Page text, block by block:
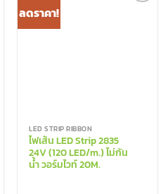
ลดราคา!
LED STRIP RIBBON
ไฟเส้น LED Strip 2835
24V (120 LED/m.) ไม่กัน
น้ำ วอร์มไวท์ 20M.